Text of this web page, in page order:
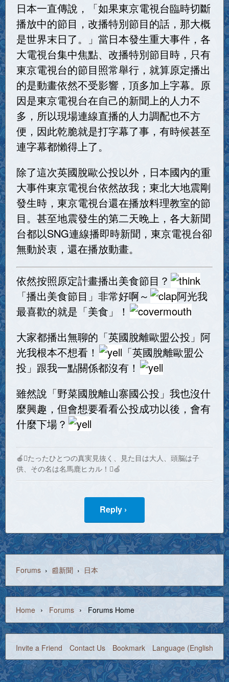
日本一直傳說，「如果東京電視台臨時切斷
播放中的節目，改播特別節目的話，那大概
是世界末日了。」當日本發生重大事件，各
大電視台集中焦點、改播特別節目時，只有
東京電視台的節目照常舉行，就算原定播出
的是動畫依然不受影響，頂多加上字幕。原
因是東京電視台在自己的新聞上的人力不
多，所以現場連線直播的人力調配也不方
便，因此乾脆就是打字幕了事，有時候甚至
連字幕都懶得上了。
除了這次英國脫歐公投以外，日本國內的重
大事件東京電視台依然故我；東北大地震剛
發生時，東京電視台還在播放料理教室的節
目。甚至地震發生的第二天晚上，各大新聞
台都以SNG連線播即時新聞，東京電視台卻
無動於衷，還在播放動畫。
依然按照原定計畫播出美食節目？
「播出美食節目」非常好啊～
阿光我
最喜歡的就是「美食」！
大家都播出無聊的「英國脫離歐盟公投」阿
光我根本不想看！
「英國脫離歐盟公
投」跟我一點關係都沒有！
雖然說「野菜國脫離山寨國公投」我也沒什
麼興趣，但會想要看看公投成功以後，會有
什麼下場？
🍎たったひとつの真実見抜く、見た目は大人、頭脳は子
供、その名は名馬鹿ヒカル！🍏
Reply ›
Forums › 📰新聞 › 日本
Home › Forums › Forums Home
Invite a Friend Contact Us Bookmark Language (English)